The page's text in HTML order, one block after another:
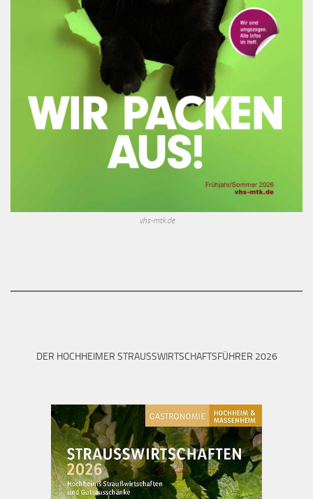
vhs-mtk.de
DER HOCHHEIMER STRAUSSWIRTSCHAFTSFÜHRER 2026